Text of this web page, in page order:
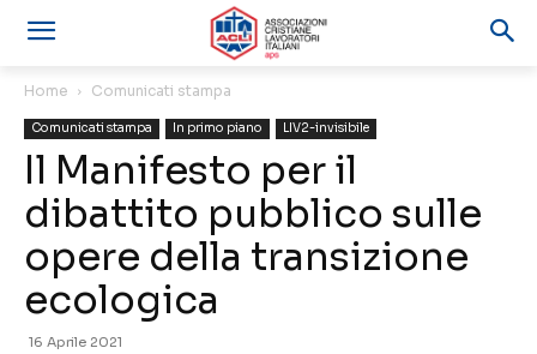
Home Comunicati stampa
Comunicati stampa In primo piano LIV2-invisibile
Il Manifesto per il
dibattito pubblico sulle
opere della transizione
ecologica
16 Aprile 2021